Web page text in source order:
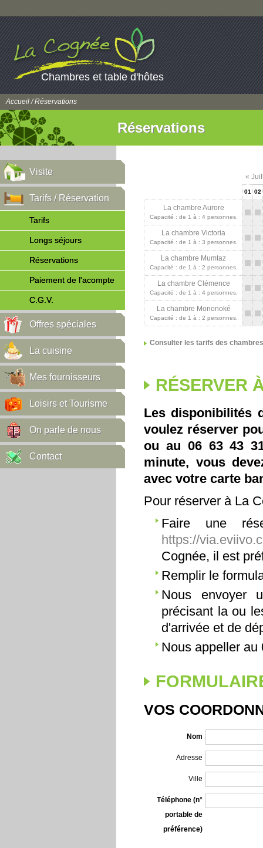
Chambres et table d'hôtes
Accueil/ Réservations
Réservations
Visite
Tarifs / Réservation
Tarifs
Longs séjours
Réservations
Paiement de l'acompte
C.G.V.
Offres spéciales
La cuisine
Mes fournisseurs
Loisirs et Tourisme
On parle de nous
Contact
«
01 02
La chambre Aurore
Capacité : de 1 à : 4 personnes.
La chambre Victoria
Capacité : de 1 à : 3 personnes.
La chambre Mumtaz
Capacité : de 1 à : 2 personnes.
La chambre Clémence
Capacité : de 1 à : 4 personnes.
La chambre Mononoké
Capacité : de 1 à : 2 personnes.
Consulter les tarifs des chambres
RÉSERVER
Les disponibilités
voulez réserver
ou au 06 63 43
minute, vous
avec votre carte
Pour réserver à La
Faire une
https://
Cognée, il est
Remplir le
Nous envoyer
précisant la ou
d'arrivée et de
Nous appeller au
VOS
Nom
Adresse
Ville
Téléphone (n°
portable de
préférence)